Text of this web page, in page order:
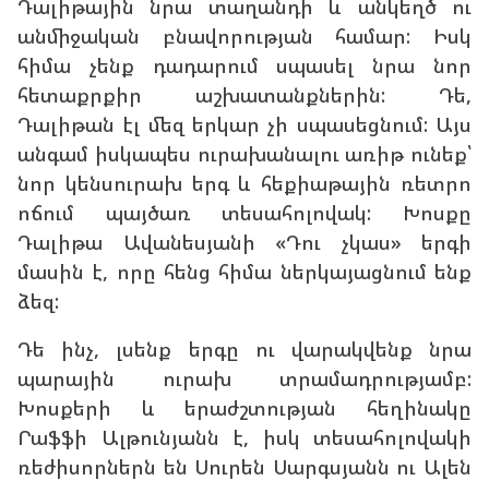
Դալիթային նրա տաղանդի և անկեղծ ու
անմիջական բնավորության համար: Իսկ
հիմա չենք դադարում սպասել նրա նոր
հետաքրքիր աշխատանքներին: Դե,
Դալիթան էլ մեզ երկար չի սպասեցնում: Այս
անգամ իսկապես ուրախանալու առիթ ունեք՝
նոր կենսուրախ երգ և հեքիաթային ռետրո
ոճում պայծառ տեսահոլովակ: Խոսքը
Դալիթա Ավանեսյանի «Դու չկաս» երգի
մասին է, որը հենց հիմա ներկայացնում ենք
ձեզ:
Դե ինչ, լսենք երգը ու վարակվենք նրա
պարային ուրախ տրամադրությամբ:
Խոսքերի և երաժշտության հեղինակը
Րաֆֆի Ալթունյանն է, իսկ տեսահոլովակի
ռեժիսորներն են Սուրեն Սարգսյանն ու Ալեն